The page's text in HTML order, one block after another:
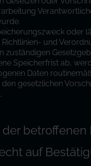
oder
und
zuständigen
Speicherfrist ab,
Daten
gesetzlichen
der betroffenen
auf